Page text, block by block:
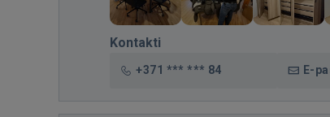
Kontakti
+371 *** *** 84 E-